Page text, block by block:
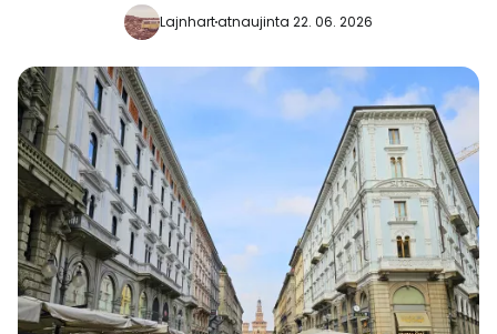
Lajnhartatnaujinta 22. 06. 2026
Tęsti su Google
Tęsti su Facebook
Tęsti el. paštu